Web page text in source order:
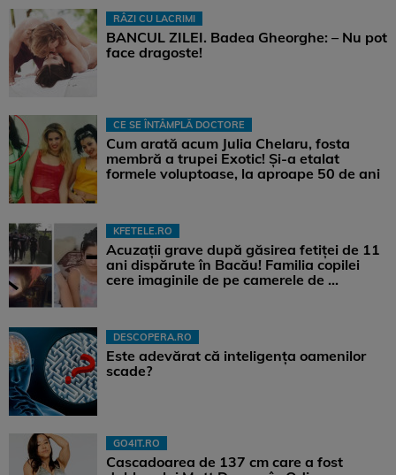
RÂZI CU LACRIMI
BANCUL ZILEI. Badea Gheorghe: – Nu pot
face dragoste!
CE SE ÎNTÂMPLĂ DOCTORE
Cum arată acum Julia Chelaru, fosta
membră a trupei Exotic! Și-a etalat
formele voluptoase, la aproape 50 de ani
KFETELE.RO
Acuzații grave după găsirea fetiței de 11
ani dispărute în Bacău! Familia copilei
cere imaginile de pe camerele de ...
DESCOPERA.RO
Este adevărat că inteligența oamenilor
scade?
GO4IT.RO
Cascadoarea de 137 cm care a fost